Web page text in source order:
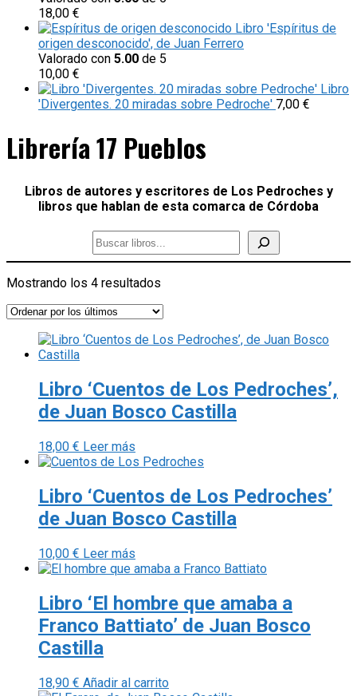
18,00 €
Libro 'Espíritus de
origen desconocido', de Juan Ferrero
Valorado con 5.00 de 5
10,00 €
Libro
'Divergentes. 20 miradas sobre Pedroche' 7,00 €
Librería 17 Pueblos
Libros de autores y escritores de Los Pedroches y
libros que hablan de esta comarca de Córdoba
Mostrando los 4 resultados
Libro ‘Cuentos de Los Pedroches’,
de Juan Bosco Castilla
18,00 € Leer más
Libro ‘Cuentos de Los Pedroches’
de Juan Bosco Castilla
10,00 € Leer más
Libro ‘El hombre que amaba a
Franco Battiato’ de Juan Bosco
Castilla
18,90 € Añadir al carrito